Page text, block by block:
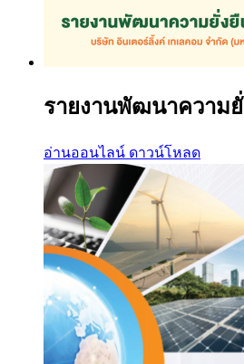
รายงานพัฒนาความยั่
อ่านออนไลน์ ดาวน์โหลด